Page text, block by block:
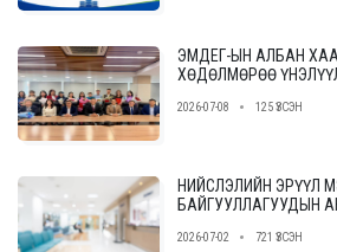
ЭМДЕГ-ЫН АЛБАН
ХӨДӨЛМӨРӨӨ
2026-07-08 125 ҮЗСЭН
НИЙСЛЭЛИЙН ЭРҮҮЛ
БАЙГУУЛЛАГУУДЫН
2026-07-02 721 ҮЗСЭН